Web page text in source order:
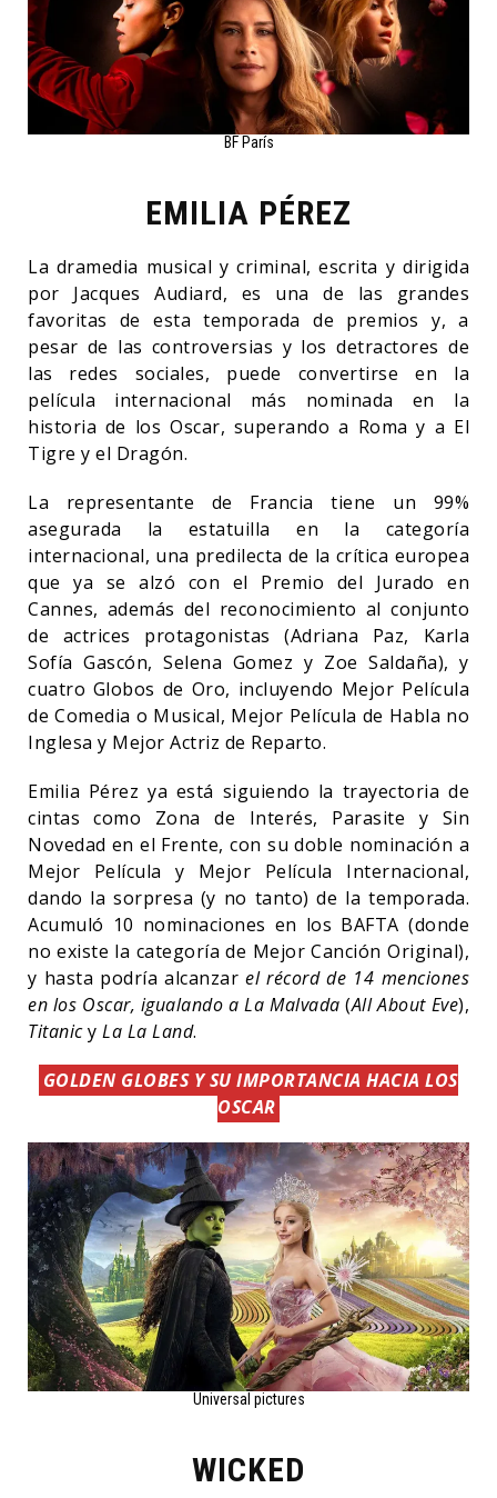
BF París
EMILIA PÉREZ
La dramedia musical y criminal, escrita y dirigida
por Jacques Audiard, es una de las grandes
favoritas de esta temporada de premios y, a
pesar de las controversias y los detractores de
las redes sociales, puede convertirse en la
película internacional más nominada en la
historia de los Oscar, superando a Roma y a El
Tigre y el Dragón.
La representante de Francia tiene un 99%
asegurada la estatuilla en la categoría
internacional, una predilecta de la crítica europea
que ya se alzó con el Premio del Jurado en
Cannes, además del reconocimiento al conjunto
de actrices protagonistas (Adriana Paz, Karla
Sofía Gascón, Selena Gomez y Zoe Saldaña), y
cuatro Globos de Oro, incluyendo Mejor Película
de Comedia o Musical, Mejor Película de Habla no
Inglesa y Mejor Actriz de Reparto.
Emilia Pérez ya está siguiendo la trayectoria de
cintas como Zona de Interés, Parasite y Sin
Novedad en el Frente, con su doble nominación a
Mejor Película y Mejor Película Internacional,
dando la sorpresa (y no tanto) de la temporada.
Acumuló 10 nominaciones en los BAFTA (donde
no existe la categoría de Mejor Canción Original),
y hasta podría alcanzarel récord de 14 menciones
en los Oscar, igualando a La Malvada (All About Eve),
Titanicy La La Land.
GOLDEN GLOBES Y SU IMPORTANCIA HACIA LOS
OSCAR
Universal pictures
WICKED